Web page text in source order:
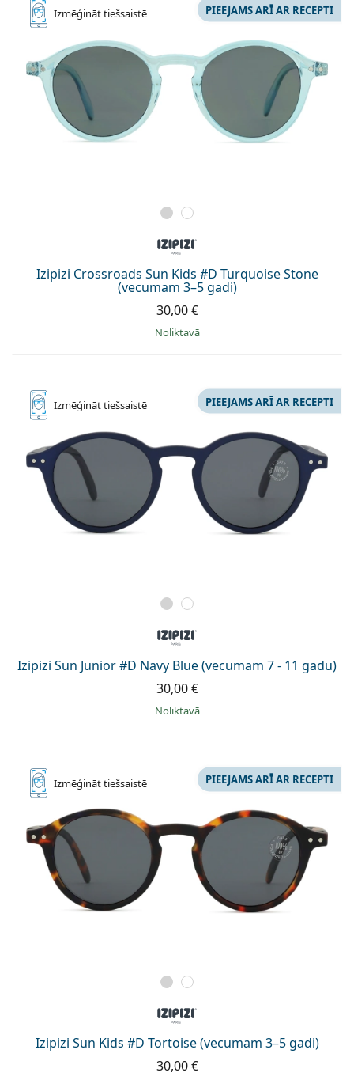
Izmēģināttiešsaistē
Izipizi Crossroads Sun Kids #D Turquoise Stone
(vecumam 3–5 gadi)
PIEEJAMS ARĪ AR RECEPTI
30,00 €
Noliktavā
Izmēģināttiešsaistē
Izipizi Sun Junior #D Navy Blue (vecumam 7 - 11 gadu)
PIEEJAMS ARĪ AR RECEPTI
30,00 €
Noliktavā
Izmēģināttiešsaistē
Izipizi Sun Kids #D Tortoise (vecumam 3–5 gadi)
PIEEJAMS ARĪ AR RECEPTI
30,00 €